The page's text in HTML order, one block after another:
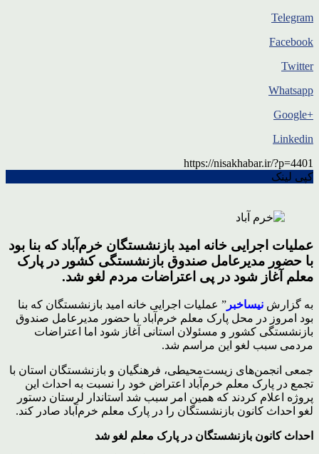
Telegram
Facebook
Twitter
Whatsapp
+Google
Linkedin
https://nisakhabar.ir/?p=4401
کپی لینک
عملیات اجرایی خانه امید بازنشستگان خرم‌آباد که بنا بود
با حضور مدیرعامل صندوق بازنشستگی کشور در پارک
معلم آغاز شود در پی اعتراضات مردم لغو شد.
به گزارش نیساخبر ” عملیات اجرایی خانه امید بازنشستگان که بنا
بود امروز در محل پارک معلم خرم‌آباد با حضور مدیرعامل صندوق
بازنشستگی کشور و مسئولان استانی آغاز شود اما اعتراضات
مردمی سبب لغو این مراسم شد.
جمعی انجمن‌های زیست‌محیطی، فرهنگیان و بازنشستگان استان با
تجمع در پارک معلم خرم‌آباد اعتراض خود را نسبت به احداث این
پروژه اعلام کردند که همین امر سبب شد استاندار لرستان دستور
لغو احداث کانون بازنشستگان را در پارک معلم خرم‌آباد صادر کند.
احداث کانون بازنشستگان در پارک معلم لغو شد